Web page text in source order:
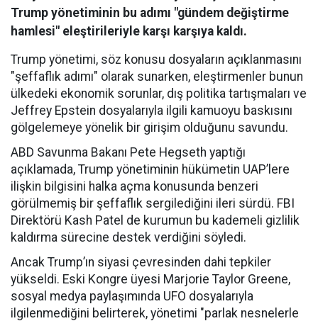
Trump yönetiminin bu adımı "gündem değiştirme
hamlesi" eleştirileriyle karşı karşıya kaldı.
Trump yönetimi, söz konusu dosyaların açıklanmasını
"şeffaflık adımı" olarak sunarken, eleştirmenler bunun
ülkedeki ekonomik sorunlar, dış politika tartışmaları ve
Jeffrey Epstein dosyalarıyla ilgili kamuoyu baskısını
gölgelemeye yönelik bir girişim olduğunu savundu.
ABD Savunma Bakanı Pete Hegseth yaptığı
açıklamada, Trump yönetiminin hükümetin UAP’lere
ilişkin bilgisini halka açma konusunda benzeri
görülmemiş bir şeffaflık sergilediğini ileri sürdü. FBI
Direktörü Kash Patel de kurumun bu kademeli gizlilik
kaldırma sürecine destek verdiğini söyledi.
Ancak Trump’ın siyasi çevresinden dahi tepkiler
yükseldi. Eski Kongre üyesi Marjorie Taylor Greene,
sosyal medya paylaşımında UFO dosyalarıyla
ilgilenmediğini belirterek, yönetimi "parlak nesnelerle